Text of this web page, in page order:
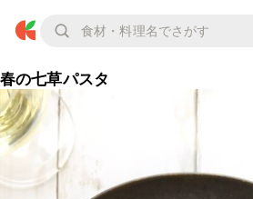
春の七草パスタ